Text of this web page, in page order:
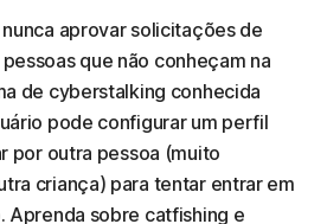
aprovar solicitações de
que não conheçam na
de cyberstalking conhecida
pode configurar um perfil
por outra pessoa (muito
criança) para tentar entrar em
Aprenda sobre catfishing e